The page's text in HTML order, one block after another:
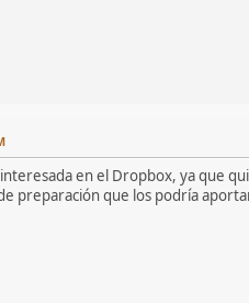
en el Dropbox, ya que
preparación que los podría